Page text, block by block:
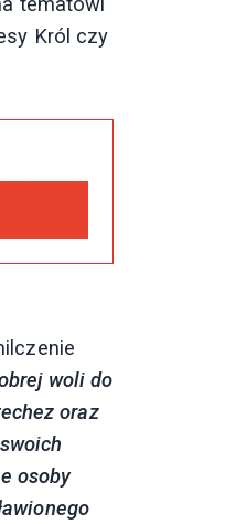
Król czy
woli do
oraz
osoby